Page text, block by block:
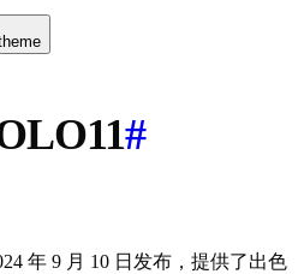
#
年 9 月 10 日发布，提供了出色